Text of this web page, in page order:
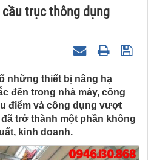
trục thông dụng
những thiết bị nâng hạ
đến trong nhà máy, công
điểm và công dụng vượt
trở thành một phần không
kinh doanh.